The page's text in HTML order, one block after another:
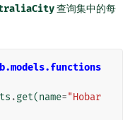
查询集中的每
.get(name="Hobar